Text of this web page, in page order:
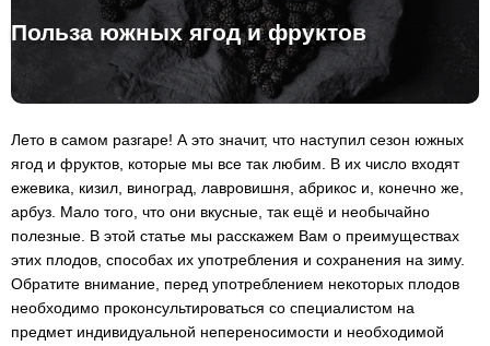
Польза южных ягод и фруктов
Лето в самом разгаре! А это значит, что наступил сезон южных
ягод и фруктов, которые мы все так любим. В их число входят
ежевика, кизил, виноград, лавровишня, абрикос и, конечно же,
арбуз. Мало того, что они вкусные, так ещё и необычайно
полезные. В этой статье мы расскажем Вам о преимуществах
этих плодов, способах их употребления и сохранения на зиму.
Обратите внимание, перед употреблением некоторых плодов
необходимо проконсультироваться со специалистом на
предмет индивидуальной непереносимости и необходимой